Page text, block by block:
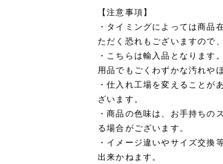
【注意事項】
・タイミングによっては商品
ただく恐れもございますので
・こちらは輸入品となります
用品でもごくわずかな汚れや
・仕入れ工場を変えることが
ざいます。
・商品の色味は、お手持ちの
る場合がございます。
・イメージ違いやサイズ交換
出来かねます。